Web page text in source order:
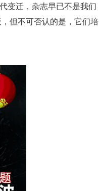
变迁，杂志早已不是我们
但不可否认的是，它们培